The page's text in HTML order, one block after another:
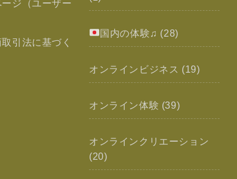
ージ（ユーザー
引法に基づく
国内の体験♫ (28)
オンラインビジネス (19)
オンライン体験 (39)
オンラインクリエーション
(20)